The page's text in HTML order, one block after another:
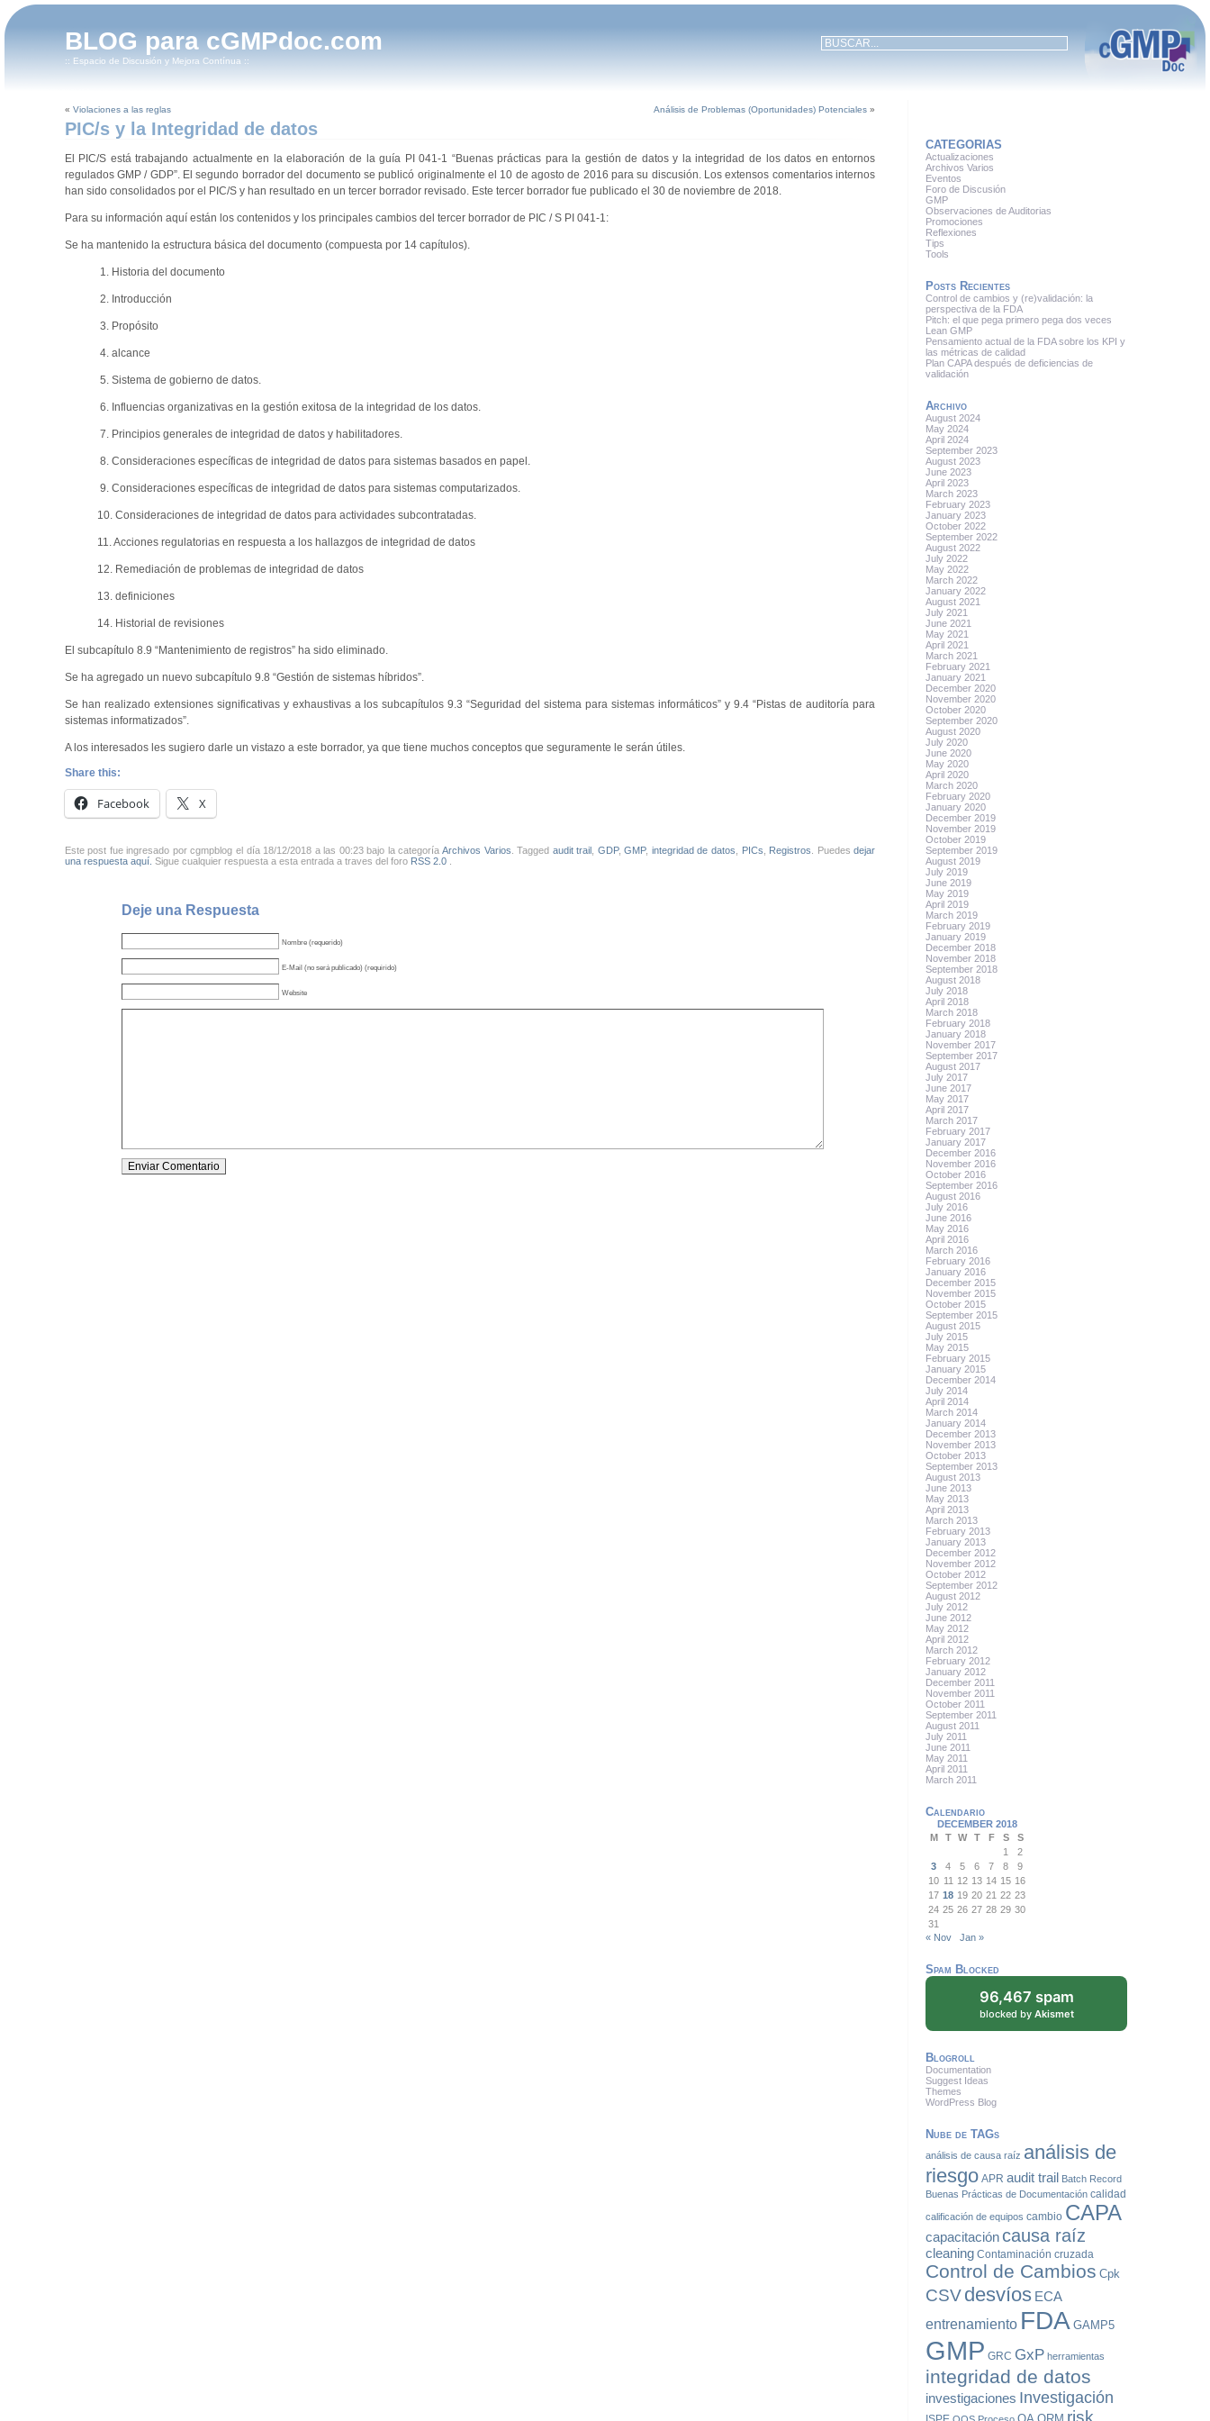
BLOG para cGMPdoc.com
:: Espacio de Discusión y Mejora Contínua ::
« Violaciones a las reglas Análisis de Problemas (Oportunidades) Potenciales »
PIC/s y la Integridad de datos
El PIC/S está trabajando actualmente en la elaboración de la guía PI 041-1 “Buenas prácticas para la gestión de datos y la integridad de los datos en entornos
regulados GMP / GDP”. El segundo borrador del documento se publicó originalmente el 10 de agosto de 2016 para su discusión. Los extensos comentarios internos
han sido consolidados por el PIC/S y han resultado en un tercer borrador revisado. Este tercer borrador fue publicado el 30 de noviembre de 2018.
Para su información aquí están los contenidos y los principales cambios del tercer borrador de PIC / S PI 041-1:
Se ha mantenido la estructura básica del documento (compuesta por 14 capítulos).
1. Historia del documento
2. Introducción
3. Propósito
4. alcance
5. Sistema de gobierno de datos.
6. Influencias organizativas en la gestión exitosa de la integridad de los datos.
7. Principios generales de integridad de datos y habilitadores.
8. Consideraciones específicas de integridad de datos para sistemas basados ​​en papel.
9. Consideraciones específicas de integridad de datos para sistemas computarizados.
10. Consideraciones de integridad de datos para actividades subcontratadas.
11. Acciones regulatorias en respuesta a los hallazgos de integridad de datos
12. Remediación de problemas de integridad de datos
13. definiciones
14. Historial de revisiones
El subcapítulo 8.9 “Mantenimiento de registros” ha sido eliminado.
Se ha agregado un nuevo subcapítulo 9.8 “Gestión de sistemas híbridos”.
Se han realizado extensiones significativas y exhaustivas a los subcapítulos 9.3 “Seguridad del sistema para sistemas informáticos” y 9.4 “Pistas de auditoría para
sistemas informatizados”.
A los interesados les sugiero darle un vistazo a este borrador, ya que tiene muchos conceptos que seguramente le serán útiles.
Share this:
Facebook X
Este post fue ingresado por cgmpblog el día 18/12/2018 a las 00:23 bajo la categoría Archivos Varios . Tagged audit trail GDP,GMP, integridad de datos PICs Registros . Puedesdejar
una respuesta aquí. Sigue cualquier respuesta a esta entrada a traves del foro RSS 2.0.
Deje una Respuesta
Nombre (requerido)
E-Mail (no será publicado) (requirido)
Website
CATEGORIAS
Actualizaciones
Archivos Varios
Eventos
Foro de Discusión
GMP
Observaciones de Auditorias
Promociones
Reflexiones
Tips
Tools
Posts Recientes
Control de cambios y (re)validación: la
perspectiva de la FDA
Pitch: el que pega primero pega dos veces
Lean GMP
Pensamiento actual de la FDA sobre los KPI y
las métricas de calidad
Plan CAPA después de deficiencias de
validación
Archivo
August 2024
May 2024
April 2024
September 2023
August 2023
June 2023
April 2023
March 2023
February 2023
January 2023
October 2022
September 2022
August 2022
July 2022
May 2022
March 2022
January 2022
August 2021
July 2021
June 2021
May 2021
April 2021
March 2021
February 2021
January 2021
December 2020
November 2020
October 2020
September 2020
August 2020
July 2020
June 2020
May 2020
April 2020
March 2020
February 2020
January 2020
December 2019
November 2019
October 2019
September 2019
August 2019
July 2019
June 2019
May 2019
April 2019
March 2019
February 2019
January 2019
December 2018
November 2018
September 2018
August 2018
July 2018
April 2018
March 2018
February 2018
January 2018
November 2017
September 2017
August 2017
July 2017
June 2017
May 2017
April 2017
March 2017
February 2017
January 2017
December 2016
November 2016
October 2016
September 2016
August 2016
July 2016
June 2016
May 2016
April 2016
March 2016
February 2016
January 2016
December 2015
November 2015
October 2015
September 2015
August 2015
July 2015
May 2015
February 2015
January 2015
December 2014
July 2014
April 2014
March 2014
January 2014
December 2013
November 2013
October 2013
September 2013
August 2013
June 2013
May 2013
April 2013
March 2013
February 2013
January 2013
December 2012
November 2012
October 2012
September 2012
August 2012
July 2012
June 2012
May 2012
April 2012
March 2012
February 2012
January 2012
December 2011
November 2011
October 2011
September 2011
August 2011
July 2011
June 2011
May 2011
April 2011
March 2011
Calendario
DECEMBER 2018
M
T W T F S
S
1
2
3
4 5 6 7 8
9
10 11 12 13 14 15 16
17 18 19 20 21 22 23
24 25 26 27 28 29 30
31
« Nov
Jan »
Spam Blocked
96,467 spam
blocked by Akismet
Blogroll
Documentation
Suggest Ideas
Themes
WordPress Blog
Nube de TAGs
análisis de causa raíz análisis de
riesgo APR audit trail Batch Record
Buenas Prácticas de Documentación calidad
calificación de equipos cambio CAPA
capacitacióncausa raíz
cleaning Contaminación cruzada
Control de Cambios Cpk
CSVdesvíos ECA
entrenamiento FDA GAMP5
GMP GRC GxP herramientas
integridad de datos
investigaciones Investigación
risk